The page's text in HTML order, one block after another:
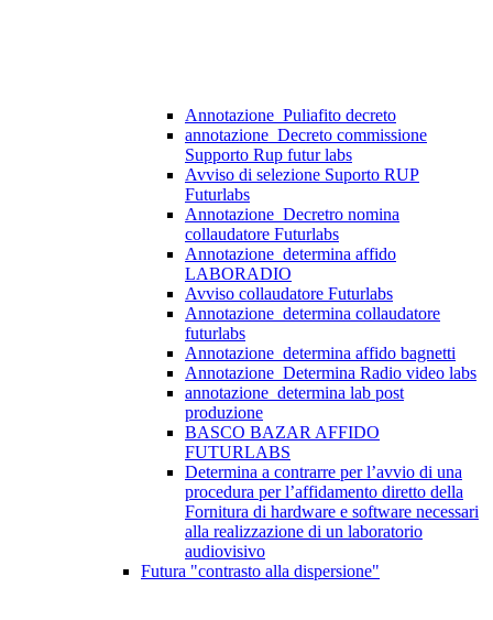
Annotazione_Puliafito decreto
annotazione_Decreto commissione
Supporto Rup futur labs
Avviso di selezione Suporto RUP
Futurlabs
Annotazione_Decretro nomina
collaudatore Futurlabs
Annotazione_determina affido
LABORADIO
Avviso collaudatore Futurlabs
Annotazione_determina collaudatore
futurlabs
Annotazione_determina affido bagnetti
Annotazione_Determina Radio video labs
annotazione_determina lab post
produzione
BASCO BAZAR AFFIDO
FUTURLABS
Determina a contrarre per l’avvio di una
procedura per l’affidamento diretto della
Fornitura di hardware e software necessari
alla realizzazione di un laboratorio
audiovisivo
Futura "contrasto alla dispersione"